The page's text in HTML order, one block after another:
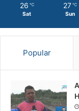
26 ℃
Sat
27 ℃
Sun
Popular